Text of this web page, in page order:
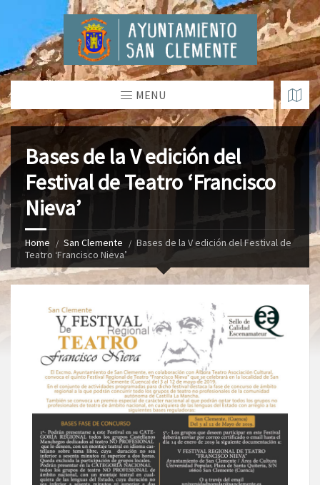
MENU
Bases de la V edición del
Festival de Teatro ‘Francisco
Nieva’
Home San Clemente
Bases de la V edición del Festival de
Teatro ‘Francisco Nieva’